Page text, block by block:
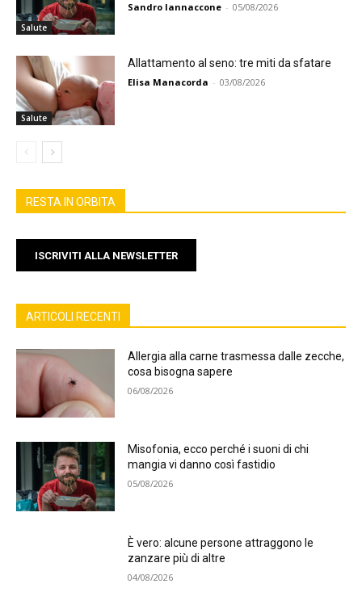
Salute
Sandro Iannaccone - 05/08/2026
Salute
Allattamento al seno: tre miti da sfatare
Elisa Manacorda - 03/08/2026
RESTA IN ORBITA
ISCRIVITI ALLA NEWSLETTER
ARTICOLI RECENTI
Allergia alla carne trasmessa dalle zecche,
cosa bisogna sapere
06/08/2026
Misofonia, ecco perché i suoni di chi
mangia vi danno così fastidio
05/08/2026
È vero: alcune persone attraggono le
zanzare più di altre
04/08/2026